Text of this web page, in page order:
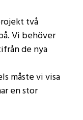
två
Vi behöver
de nya
måste vi visa
en stor